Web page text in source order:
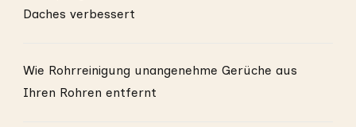
Daches verbessert
Wie Rohrreinigung unangenehme Gerüche aus
Ihren Rohren entfernt